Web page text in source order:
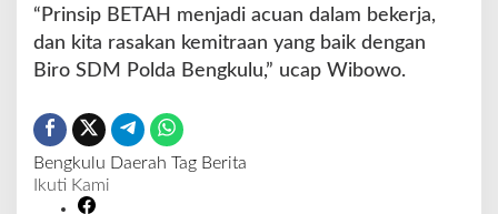
“Prinsip BETAH menjadi acuan dalam bekerja,
dan kita rasakan kemitraan yang baik dengan
Biro SDM Polda Bengkulu,” ucap Wibowo.
Bengkulu Daerah Tag Berita
Ikuti Kami